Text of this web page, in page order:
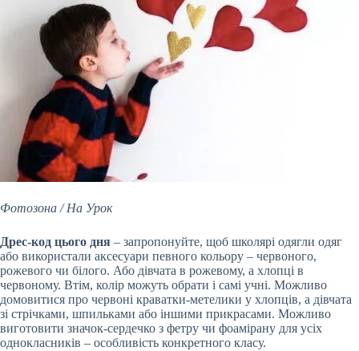
Фотозона / На Урок
Дрес-код цього дня – запропонуйте, щоб школярі одягли одяг
або використали аксесуари певного кольору – червоного,
рожевого чи білого. Або дівчата в рожевому, а хлопці в
червоному. Втім, колір можуть обрати і самі учні. Можливо
домовитися про червоні краватки-метелики у хлопців, а дівчата
зі стрічками, шпильками або іншими прикрасами. Можливо
виготовити значок-сердечко з фетру чи фоамірану для усіх
однокласників – особливість конкретного класу.